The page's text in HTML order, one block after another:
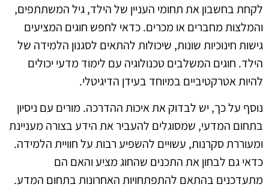
לקחת בחשבון את תחומי העניין של הילד, גיל המשתתפים,
והמלצות מחברים או מכרים. כדאי לחפש חוגים המציעים
גישות חינוכיות שונות, שיכולות להתאים לסגנון הלמידה של
הילד. חוגים המשלבים טכנולוגיה עם לימוד מדעי יכולים
להיות אטרקטיביים במיוחד בעידן הדיגיטלי.
נוסף על כך, יש לבדוק את איכות ההדרכה. מורים עם ניסיון
בתחום המדעי, שמסוגלים להעביר את הידע בצורה מעניינת
ומעוררת סקרנות, עשויים להשפיע רבות על חוויית הלמידה.
כדאי גם לבחון את התכנים שהחוג מציע והאם הם
מתעדכנים בהתאם להתפתחויות האחרונות בתחום המדע.